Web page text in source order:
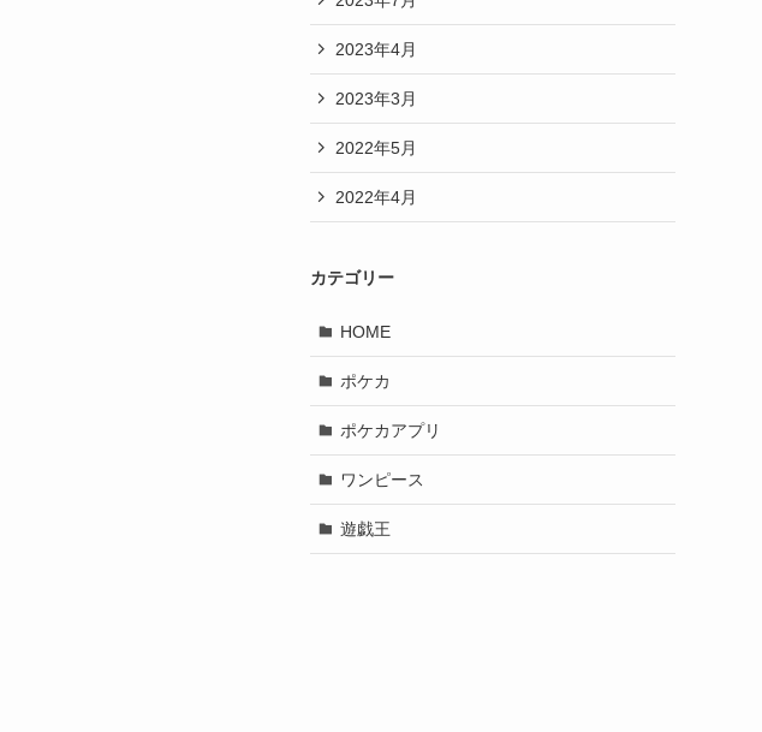
2023年4月
2023年3月
2022年5月
2022年4月
カテゴリー
HOME
ポケカ
ポケカアプリ
ワンピース
遊戯王